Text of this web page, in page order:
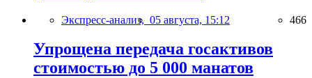
Экспресс-анализ, 05 августа, 15:12 466
Упрощена передача госактивов
стоимостью до 5 000 манатов